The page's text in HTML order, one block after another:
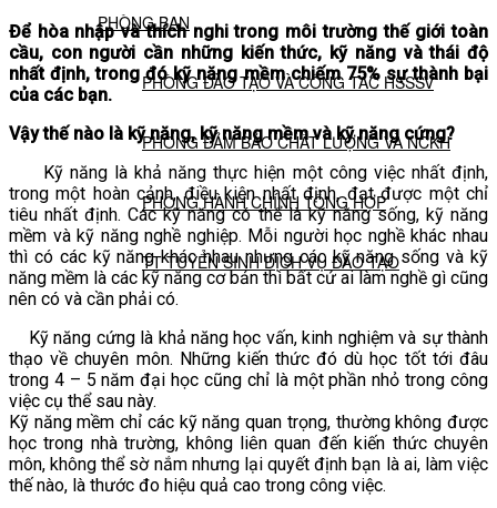
PHÒNG BAN
PHÒNG ĐÀO TẠO VÀ CÔNG TÁC HSSSV
PHÒNG ĐẢM BẢO CHẤT LƯỢNG VÀ NCKH
PHÒNG HÀNH CHÍNH TỔNG HỢP
TT TUYỂN SINH DỊCH VỤ ĐÀO TẠO
VĂN BẢN
THƯ VIỆN
Để hòa nhập và thích nghi trong môi trường thế giới toàn
cầu, con người cần những kiến thức, kỹ năng và thái độ
nhất định, trong đó kỹ năng mềm chiếm 75% sự thành bại
của các bạn.
Vậy thế nào là kỹ năng, kỹ năng mềm và kỹ năng cứng?
Kỹ năng là khả năng thực hiện một công việc nhất định,
trong một hoàn cảnh, điều kiện nhất định, đạt được một chỉ
tiêu nhất định. Các kỹ năng có thể là kỹ năng sống, kỹ năng
mềm và kỹ năng nghề nghiệp. Mỗi người học nghề khác nhau
thì có các kỹ năng khác nhau nhưng các kỹ năng sống và kỹ
năng mềm là các kỹ năng cơ bản thì bất cứ ai làm nghề gì cũng
nên có và cần phải có.
Kỹ năng cứng là khả năng học vấn, kinh nghiệm và sự thành
thạo về chuyên môn. Những kiến thức đó dù học tốt tới đâu
trong 4 – 5 năm đại học cũng chỉ là một phần nhỏ trong công
việc cụ thể sau này.
Kỹ năng mềm chỉ các kỹ năng quan trọng, thường không được
học trong nhà trường, không liên quan đến kiến thức chuyên
môn, không thể sờ nắm nhưng lại quyết định bạn là ai, làm việc
thế nào, là thước đo hiệu quả cao trong công việc.